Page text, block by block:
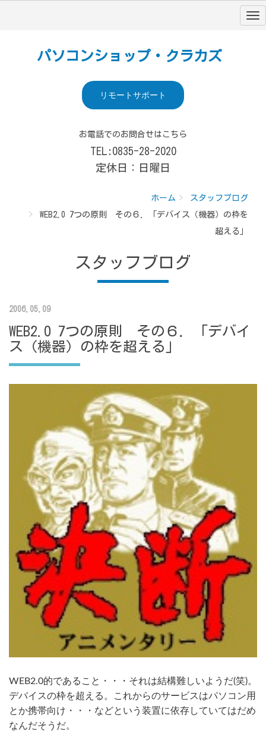
パソコンショップ・クラカズ
リモートサポート
お電話でのお問合せはこちら
TEL:0835-28-2020
定休日：日曜日
ホーム
スタッフブログ
WEB2.0 7つの原則 その６．「デバイス（機器）の枠を
超える」
スタッフブログ
2006.05.09
WEB2.0 7つの原則 その６．「デバイ
ス（機器）の枠を超える」
WEB2.0的であること・・・それは結構難しいようだ(笑)。
デバイスの枠を超える。これからのサービスはパソコン用
とか携帯向け・・・などという装置に依存していてはだめ
なんだそうだ。